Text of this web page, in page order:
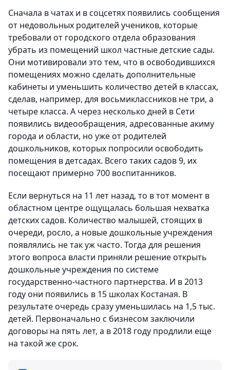
Сначала в чатах и в соцсетях появились сообщения
от недовольных родителей учеников, которые
требовали от городского отдела образования
убрать из помещений школ частные детские сады.
Они мотивировали это тем, что в освободившихся
помещениях можно сделать дополнительные
кабинеты и уменьшить количество детей в классах,
сделав, например, для восьмиклассников не три, а
четыре класса. А через несколько дней в Сети
появились видеообращения, адресованные акиму
города и области, но уже от родителей
дошкольников, которых попросили освободить
помещения в детсадах. Всего таких садов 9, их
посещают примерно 700 воспитанников.
Если вернуться на 11 лет назад, то в тот момент в
областном центре ощущалась большая нехватка
детских садов. Количество малышей, стоящих в
очереди, росло, а новые дошкольные учреждения
появлялись не так уж часто. Тогда для решения
этого вопроса власти приняли решение открыть
дошкольные учреждения по системе
государственно-частного партнерства. И в 2013
году они появились в 15 школах Костаная. В
результате очередь сразу уменьшилась на 1,5 тыс.
детей. Первоначально с бизнесом заключили
договоры на пять лет, а в 2018 году продлили еще
на такой же срок.